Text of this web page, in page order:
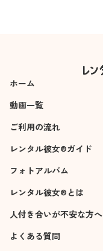
ホーム
動画一覧
ご利用の流れ
レンタル彼女®ガイド
フォトアルバム
レンタル彼女®とは
人付き合いが不安な方へ
よくある質問